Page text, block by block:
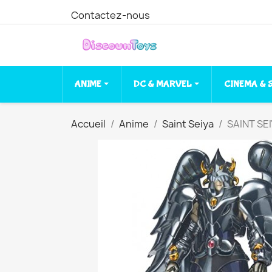
Contactez-nous
ANIME DC & MARVEL CINEMA &
Accueil Anime Saint Seiya SAINT